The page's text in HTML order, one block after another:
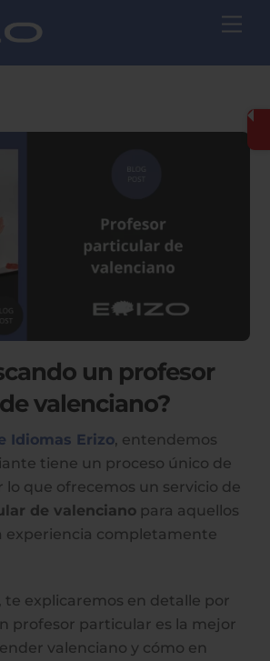
un profesor
valenciano?
Idiomas Erizo, entendemos
tiene un proceso único de
lo que ofrecemos un servicio de
de valenciano para aquellos
experiencia completamente
te explicaremos en detalle por
profesor particular es la mejor
valenciano y cómo en